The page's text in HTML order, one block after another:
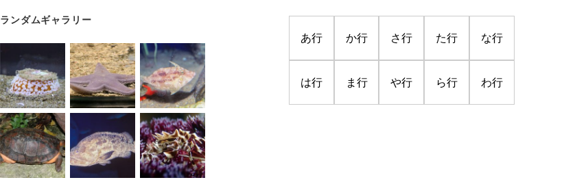
あ行 か行 さ行 た行 な行
は行 ま行 や行 ら行 わ行
ランダムギャラリー